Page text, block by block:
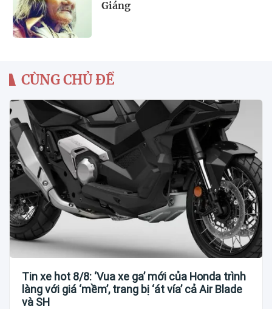
Giáng
CÙNG CHỦ ĐỀ
Tin xe hot 8/8: ‘Vua xe ga’ mới của Honda trình
làng với giá ‘mềm’, trang bị ‘át vía’ cả Air Blade
và SH